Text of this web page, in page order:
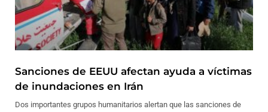
Sanciones de EEUU afectan ayuda a víctimas
de inundaciones en Irán
Dos importantes grupos humanitarios alertan que las sanciones de